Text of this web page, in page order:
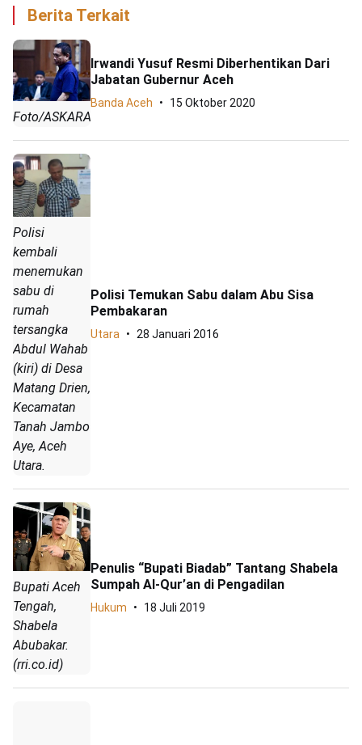
Berita Terkait
Foto/ASKARA
Irwandi Yusuf Resmi Diberhentikan Dari
Jabatan Gubernur Aceh
Banda Aceh 15 Oktober 2020
Polisi
kembali
menemukan
sabu di
rumah
tersangka
Abdul Wahab
(kiri) di Desa
Matang Drien,
Kecamatan
Tanah Jambo
Aye, Aceh
Utara.
Polisi Temukan Sabu dalam Abu Sisa
Pembakaran
Utara 28 Januari 2016
Bupati Aceh
Tengah,
Shabela
Abubakar.
(rri.co.id)
Penulis “Bupati Biadab” Tantang Shabela
Sumpah Al-Qur’an di Pengadilan
Hukum 18 Juli 2019